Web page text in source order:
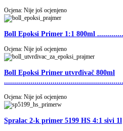
Ocjena: Nije još ocjenjeno
Boll Epoksi Primer 1:1 800ml
Ocjena: Nije još ocjenjeno
Boll Epoksi Primer utvrđivač 800ml
Ocjena: Nije još ocjenjeno
Spralac 2-k primer 5199 HS 4:1 sivi 1l